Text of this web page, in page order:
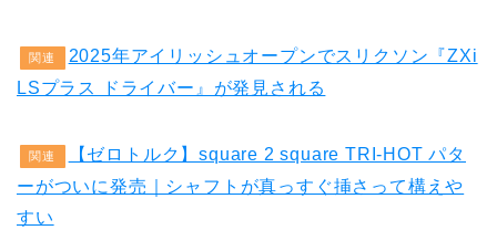
関連
2025年アイリッシュオープンでスリクソン『ZXi
LSプラス ドライバー』が発見される
関連
【ゼロトルク】square 2 square TRI-HOT パタ
ーがついに発売｜シャフトが真っすぐ挿さって構えや
すい